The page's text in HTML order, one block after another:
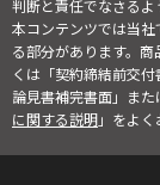
判断と責任でなさるよ
本コンテンツでは当
る部分があります。
くは「契約締結前交
論見書補完書面」ま
に関する説明」をよく